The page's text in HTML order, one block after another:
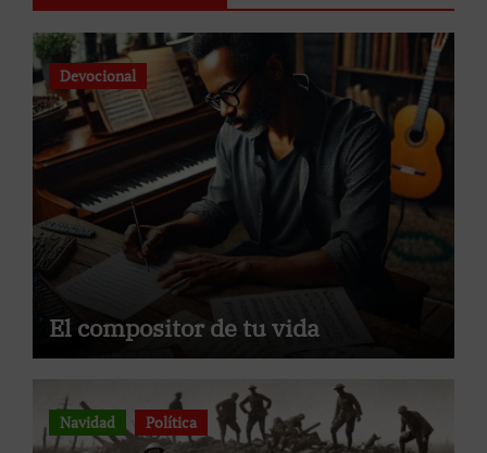
Devocional
El compositor de tu vida
Navidad Política